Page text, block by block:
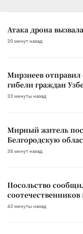
Атака дрона
30 минут назад
Мирзиеев
гибели граждан
33 минуты назад
Мирный житель
Белгородскую
38 минут назад
Посольство
43 минуты назад